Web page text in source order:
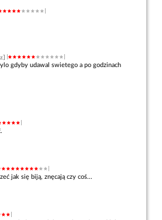
gdyby udawal swietego a po godzinach
jak się biją, znęcają czy coś...